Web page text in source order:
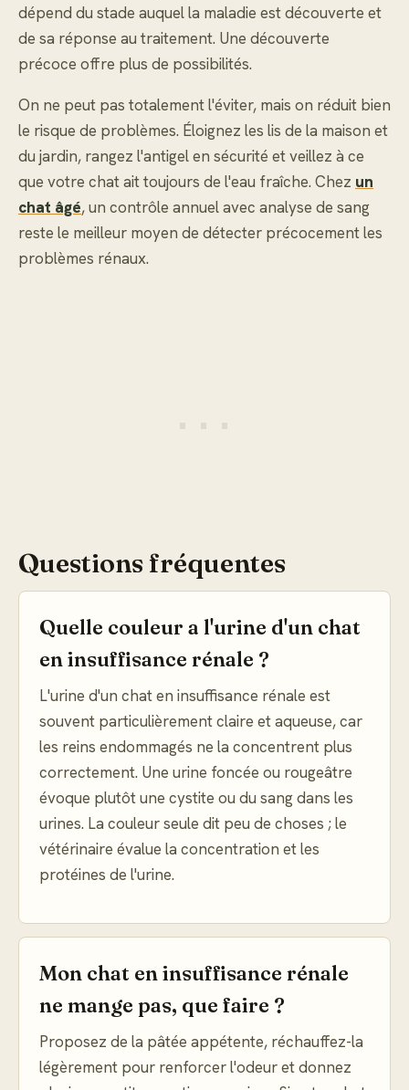
dépend du stade auquel la maladie est découverte et
de sa réponse au traitement. Une découverte
précoce offre plus de possibilités.
On ne peut pas totalement l'éviter, mais on réduit bien
le risque de problèmes. Éloignez les lis de la maison et
du jardin, rangez l'antigel en sécurité et veillez à ce
que votre chat ait toujours de l'eau fraîche. Chez un
chat âgé, un contrôle annuel avec analyse de sang
reste le meilleur moyen de détecter précocement les
problèmes rénaux.
Questions fréquentes
Quelle couleur a l'urine d'un chat
en insuffisance rénale ?
L'urine d'un chat en insuffisance rénale est
souvent particulièrement claire et aqueuse, car
les reins endommagés ne la concentrent plus
correctement. Une urine foncée ou rougeâtre
évoque plutôt une cystite ou du sang dans les
urines. La couleur seule dit peu de choses ; le
vétérinaire évalue la concentration et les
protéines de l'urine.
Mon chat en insuffisance rénale
ne mange pas, que faire ?
Proposez de la pâtée appétente, réchauffez-la
légèrement pour renforcer l'odeur et donnez